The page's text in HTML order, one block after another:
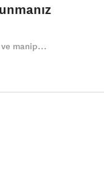
ve manip...